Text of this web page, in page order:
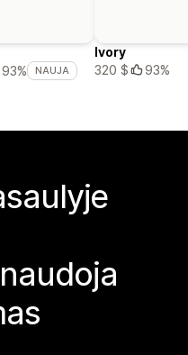
93% NAUJA
Ivory
320 $
93%